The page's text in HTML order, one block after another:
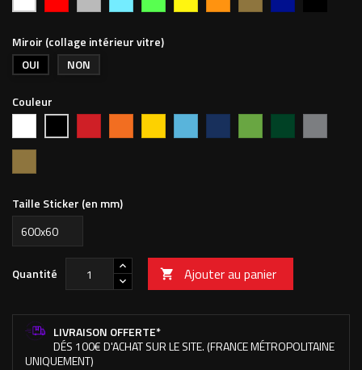
vif
clair
pomme
foncé
Miroir (collage intérieur vitre)
OUI
NON
Couleur
vif
clair
foncé pommeforêt
Taille Sticker (en mm)
Quantité  Ajouter au panier
LIVRAISON OFFERTE*
DÉS 100€ D'ACHAT SUR LE SITE. (FRANCE MÉTROPOLITAINE
UNIQUEMENT)